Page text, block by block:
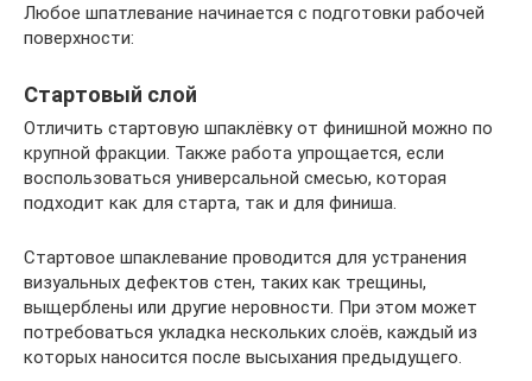
Любое шпатлевание начинается с подготовки рабочей
поверхности:
Стартовый слой
Отличить стартовую шпаклёвку от финишной можно по
крупной фракции. Также работа упрощается, если
воспользоваться универсальной смесью, которая
подходит как для старта, так и для финиша.
Стартовое шпаклевание проводится для устранения
визуальных дефектов стен, таких как трещины,
выщерблены или другие неровности. При этом может
потребоваться укладка нескольких слоёв, каждый из
которых наносится после высыхания предыдущего.